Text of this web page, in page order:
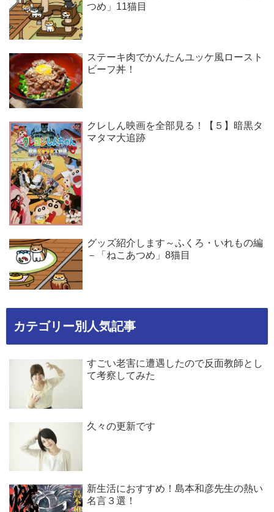
つめ」11猫目
ステーキ肉でかんたんユッケ風ロースト
ビーフ丼！
クレしん映画を全部見る！【５】暗黒タ
マタマ大追跡
グッズ紹介します～ふくろ・いれもの編
－「ねこあつめ」8猫目
カテゴリー別人気記事
すごい老害に遭遇したので反面教師とし
て考察してみた
久々の更新です
新生活におすすめ！島本和彦先生の熱い
名言３選！